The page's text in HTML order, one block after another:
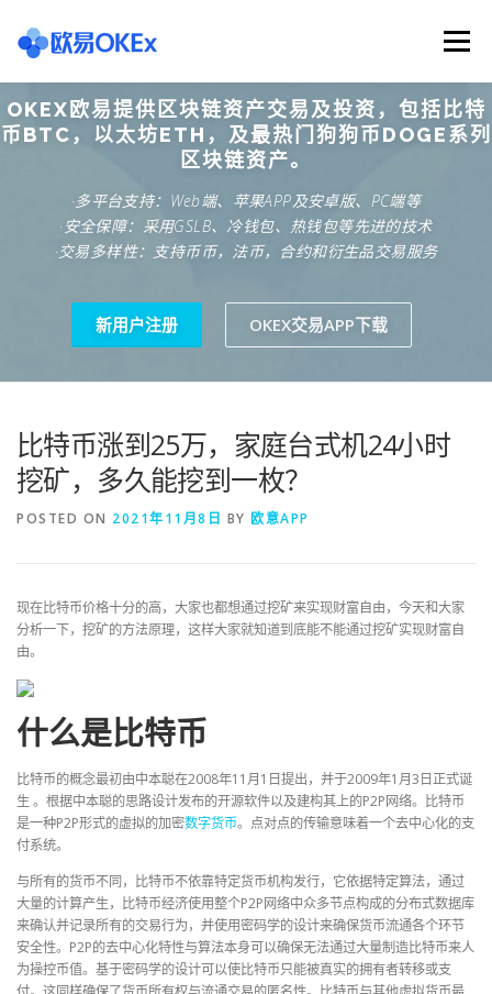
content
Menu
欧意交易所 关于欧意OKX 欧意APP下载
欧意注册网址 欧意交易下载 欧意团队
OKEX欧易提供区块链资产交易及投资，包括比特
币BTC，以太坊ETH，及最热门狗狗币DOGE系列
区块链资产。
·多平台支持：Web端、苹果APP及安卓版、PC端等
·安全保障：采用GSLB、冷钱包、热钱包等先进的技术
·交易多样性：支持币币，法币，合约和衍生品交易服务
新用户注册 OKEX交易APP下载
比特币涨到25万，家庭台式机24小时
挖矿，多久能挖到一枚？
POSTED ON 2021年11月8日 BY 欧意APP
现在比特币价格十分的高，大家也都想通过挖矿来实现财富自由，今天和大家
分析一下，挖矿的方法原理，这样大家就知道到底能不能通过挖矿实现财富自
由。
什么是比特币
比特币的概念最初由中本聪在2008年11月1日提出，并于2009年1月3日正式诞
生 。根据中本聪的思路设计发布的开源软件以及建构其上的P2P网络。比特币
是一种P2P形式的虚拟的加密数字货币。点对点的传输意味着一个去中心化的支
付系统。
与所有的货币不同，比特币不依靠特定货币机构发行，它依据特定算法，通过
大量的计算产生，比特币经济使用整个P2P网络中众多节点构成的分布式数据库
来确认并记录所有的交易行为，并使用密码学的设计来确保货币流通各个环节
安全性。P2P的去中心化特性与算法本身可以确保无法通过大量制造比特币来人
为操控币值。基于密码学的设计可以使比特币只能被真实的拥有者转移或支